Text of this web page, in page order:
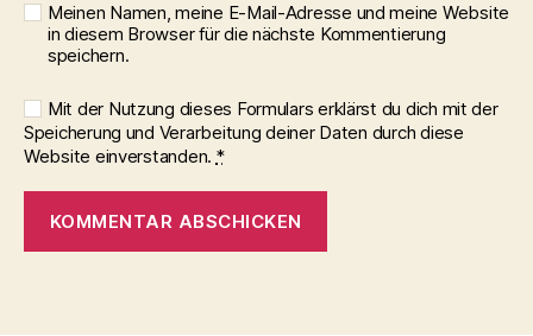
Meinen Namen, meine E-Mail-Adresse und meine Website
in diesem Browser für die nächste Kommentierung
speichern.
Mit der Nutzung dieses Formulars erklärst du dich mit der
Speicherung und Verarbeitung deiner Daten durch diese
Website einverstanden. *